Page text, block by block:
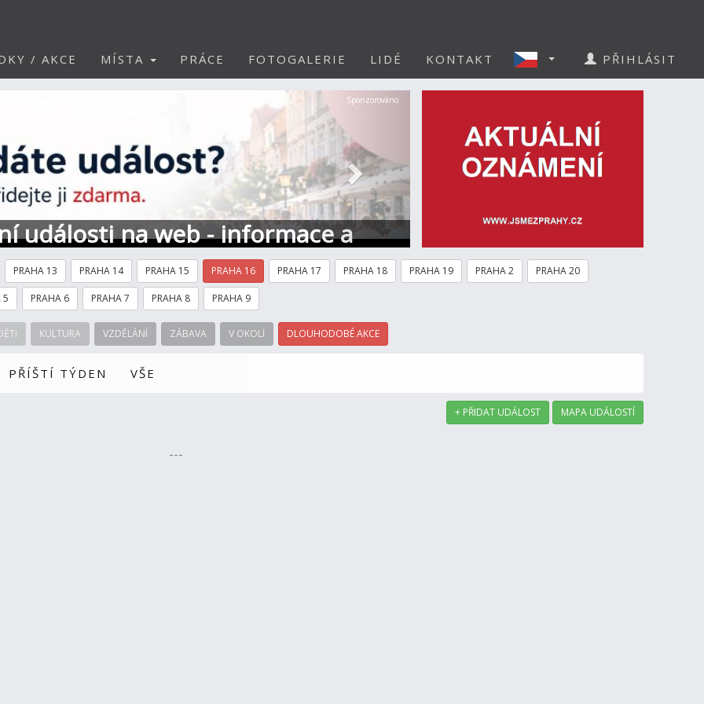
/ AKCE MÍSTA PRÁCE FOTOGALERIE LIDÉ KONTAKT PŘIHLÁSIT
události na web - informace a
Další
Sponzorováno
PRAHA 13 PRAHA 14 PRAHA 15 PRAHA 16 PRAHA 17 PRAHA 18 PRAHA 19 PRAHA 2 PRAHA 20
5 PRAHA 6 PRAHA 7 PRAHA 8 PRAHA 9
KULTURA VZDĚLÁNÍ ZÁBAVA V OKOLÍ DLOUHODOBÉ AKCE
PŘÍŠTÍ TÝDEN VŠE
+ PŘIDAT UDÁLOST MAPA UDÁLOSTÍ
---